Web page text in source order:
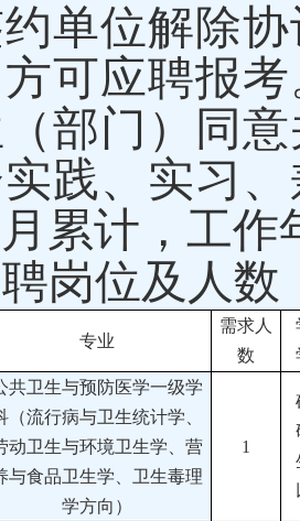
单位解除
可应聘报
部门）同
践、实习
累计，工作
岗位及人数
专业
需求人
数
共卫生与预防医学一级学
（流行病与卫生统计学、
动卫生与环境卫生学、营
与食品卫生学、卫生毒理
学方向）
1